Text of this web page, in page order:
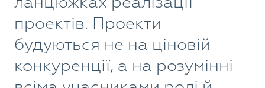
проектів. Проекти
будуються не на ціновій
конкуренції, а на розумінні